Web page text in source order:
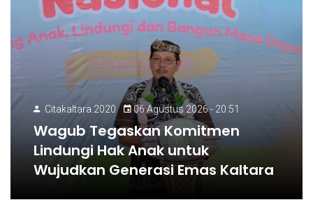
Citakaltara.2020 06 Agustus 2026 - 20:51
Wagub Tegaskan Komitmen
Lindungi Hak Anak untuk
Wujudkan Generasi Emas Kaltara